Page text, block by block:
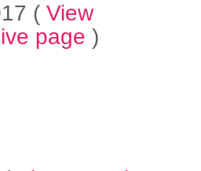
( View
page )